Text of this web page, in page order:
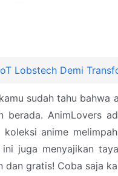
Lobstech Demi
sudah tahu
berada. AnimLovers
anime
ini juga menyajikan
dan gratis! Coba saja